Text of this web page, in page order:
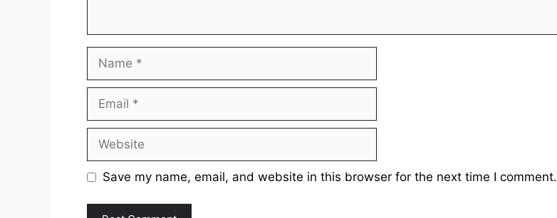
Save my name, email, and website in this browser for the next time I comment.